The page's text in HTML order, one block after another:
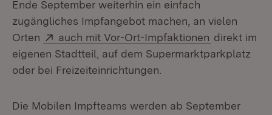
Ende September weiterhin ein einfach
zugängliches Impfangebot machen, an vielen
Orten
Extern:
auch mit Vor-Ort-Impfaktionen (Öffnet in
direkt im
eigenen Stadtteil, auf dem Supermarktparkplatz
oder bei Freizeiteinrichtungen.
Die Mobilen Impfteams werden ab September